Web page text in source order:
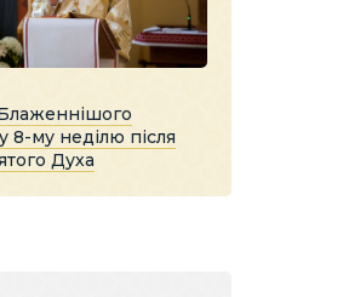
8-му неділю після
Духа